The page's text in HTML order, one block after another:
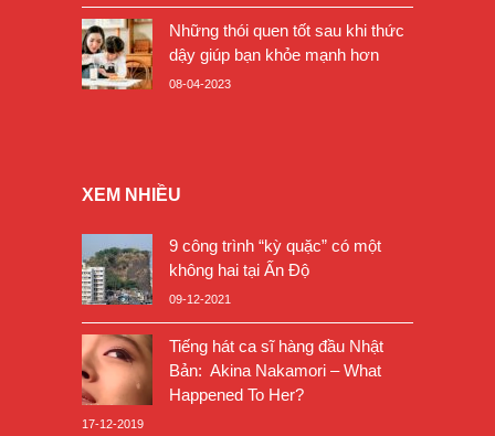
Những thói quen tốt sau khi thức
dậy giúp bạn khỏe mạnh hơn
08-04-2023
XEM NHIỀU
9 công trình “kỳ quặc” có một
không hai tại Ấn Độ
09-12-2021
Tiếng hát ca sĩ hàng đầu Nhật
Bản: Akina Nakamori – What
Happened To Her?
17-12-2019